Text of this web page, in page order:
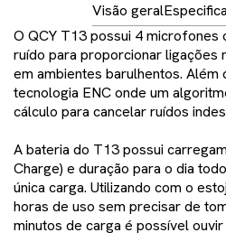
Visão geral
O QCY T13 possui 4 microfones
ruído para proporcionar ligações
em ambientes barulhentos. Além
tecnologia ENC onde um
cálculo para cancelar ruídos
A bateria do T13 possui
Charge) e duração para o dia
única carga. Utilizando com o
horas de uso sem precisar de
minutos de carga é possível